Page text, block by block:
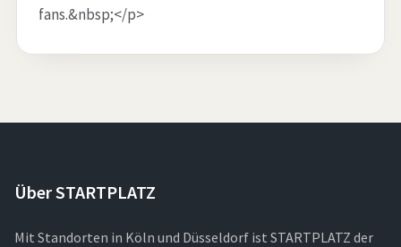
fans.&nbsp;</p>
Über STARTPLATZ
Mit Standorten in Köln und Düsseldorf ist STARTPLATZ der